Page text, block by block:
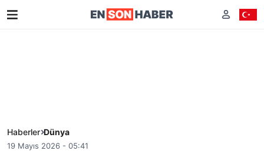
Haberler Dünya
19 Mayıs 2026 - 05:41